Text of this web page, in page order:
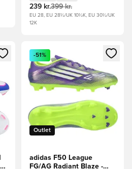
239 kr.399 kr.
EU 28, EU 28½/UK 10½K, EU 30½/UK
12K
ind eller tilmelde dig som
Åbner en Modal til at logge
Outlet
-51%
adidas F50 League
FG/AG Radiant Blaze -